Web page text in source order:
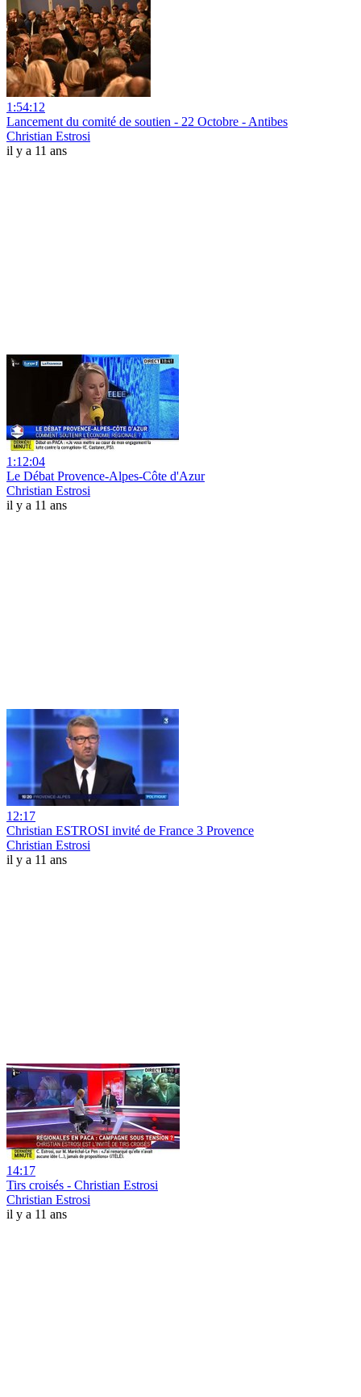
1:54:12
Lancement du comité de soutien - 22 Octobre - Antibes
Christian Estrosi
il y a 11 ans
1:12:04
Le Débat Provence-Alpes-Côte d'Azur
Christian Estrosi
il y a 11 ans
12:17
Christian ESTROSI invité de France 3 Provence
Christian Estrosi
il y a 11 ans
14:17
Tirs croisés - Christian Estrosi
Christian Estrosi
il y a 11 ans